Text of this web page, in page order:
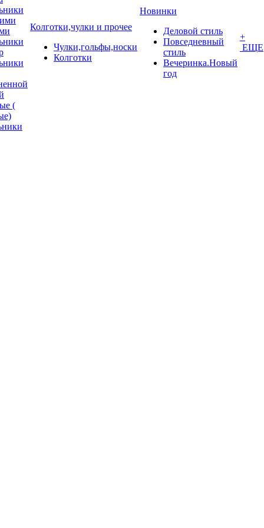
(
Колготки,чулки и прочее
Чулки,гольфы,носки
Колготки
Новинки
Деловой стиль
Повседневный
стиль
Вечеринка.Новый
год
+
ЕЩЕ